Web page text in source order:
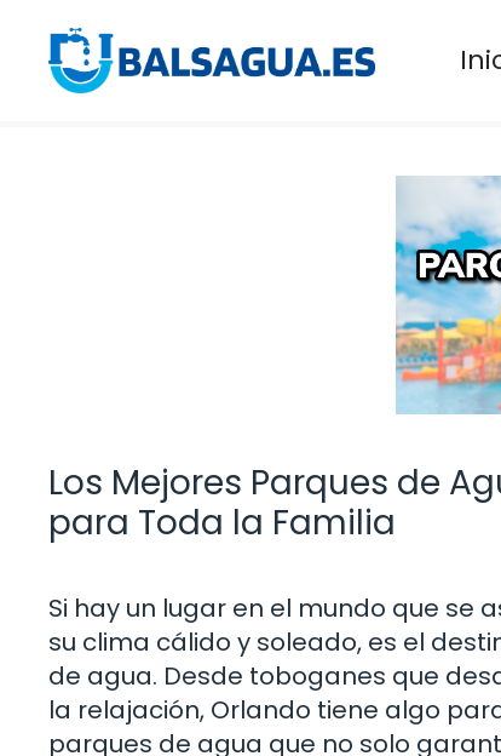
contenido
Los Mejores Parques de
para Toda la Familia
Si hay un lugar en el mundo que se
su clima cálido y soleado, es el
de agua. Desde toboganes que
la relajación, Orlando tiene algo
parques de agua que no solo